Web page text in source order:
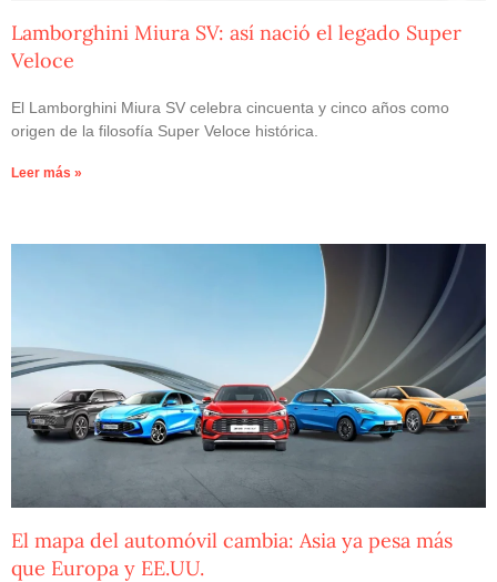
Lamborghini Miura SV: así nació el legado Super
Veloce
El Lamborghini Miura SV celebra cincuenta y cinco años como
origen de la filosofía Super Veloce histórica.
Leer más »
El mapa del automóvil cambia: Asia ya pesa más
que Europa y EE.UU.